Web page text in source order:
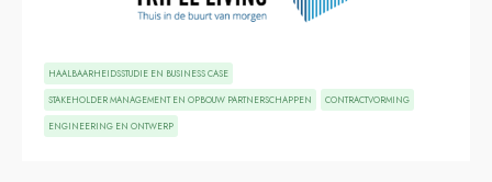
HAALBAARHEIDSSTUDIE EN BUSINESS CASE
STAKEHOLDER MANAGEMENT EN OPBOUW PARTNERSCHAPPEN
CONTRACTVORMING
ENGINEERING EN ONTWERP